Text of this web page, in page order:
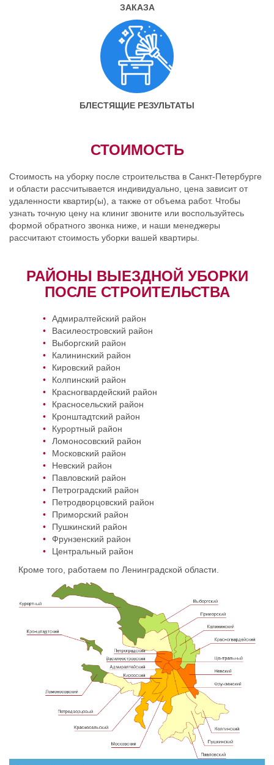
ЗАКАЗА
БЛЕСТЯЩИЕ РЕЗУЛЬТАТЫ
СТОИМОСТЬ
Стоимость на уборку после строительства в Санкт-Петербурге
и области рассчитывается индивидуально, цена зависит от
удаленности квартир(ы), а также от объема работ. Чтобы
узнать точную цену на клиниг звоните или воспользуйтесь
формой обратного звонка ниже, и наши менеджеры
рассчитают стоимость уборки вашей квартиры.
РАЙОНЫ ВЫЕЗДНОЙ УБОРКИ
ПОСЛЕ СТРОИТЕЛЬСТВА
Адмиралтейский район
Василеостровский район
Выборгский район
Калининский район
Кировский район
Колпинский район
Красногвардейский район
Красносельский район
Кронштадтский район
Курортный район
Ломоносовский район
Московский район
Невский район
Павловский район
Петроградский район
Петродворцовский район
Приморский район
Пушкинский район
Фрунзенский район
Центральный район
Кроме того, работаем по Ленинградской области.